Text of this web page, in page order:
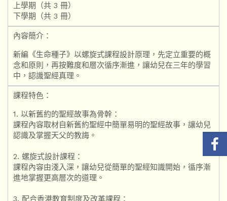
上學期（共 3 冊）
下學期（共 3 冊）
內容簡介：
新編《生命種子》以螺旋式課程設計原理，先定立重要的概
念和原則，再按難度和層次循序漸進，讓幼兒在三年的學習
中，認識聖經真理。
課程特色：
1. 以新舊約的聖經故事為骨幹：
課程內容取材自新舊約聖經中簡單易明的聖經故事，讓幼兒
認識及掌握天父的教誨。
2. 螺旋式設計課程：
課程內容由淺入深，讓幼兒從簡單的聖經知識開始，循序漸
進地掌握更高層次的道理。
3. 配合香港教育制度及改革課程：